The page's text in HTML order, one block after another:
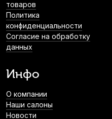
товаров
Политика
конфиденциальности
Согласие на обработку
данных
Инфо
О компании
Наши салоны
Новости